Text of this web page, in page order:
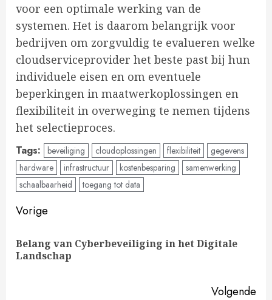
voor een optimale werking van de
systemen. Het is daarom belangrijk voor
bedrijven om zorgvuldig te evalueren welke
cloudserviceprovider het beste past bij hun
individuele eisen en om eventuele
beperkingen in maatwerkoplossingen en
flexibiliteit in overweging te nemen tijdens
het selectieproces.
Tags: beveiliging cloudoplossingen flexibiliteit
gegevens
hardware
infrastructuur kostenbesparing
samenwerking
schaalbaarheid
toegang tot data
Doorgaan
met
lezen
Vorige
Belang van Cyberbeveiliging in het Digitale
Landschap
Volgende